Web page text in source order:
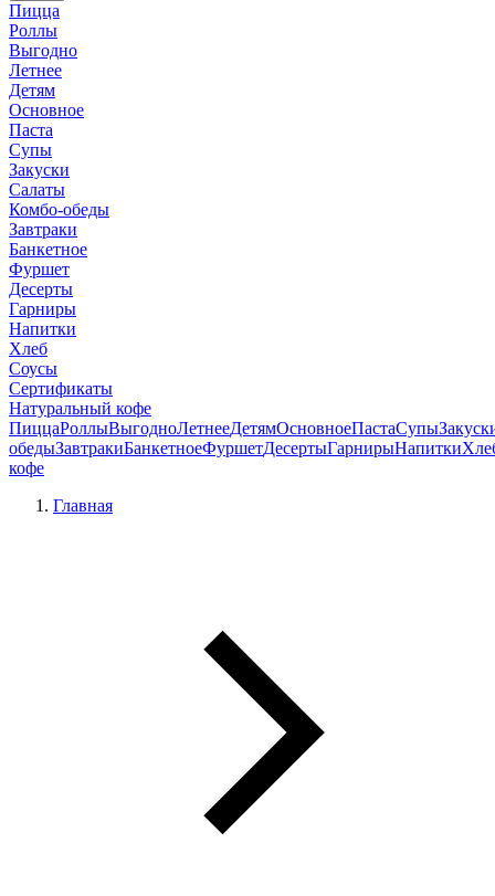
Пицца
Роллы
Выгодно
Летнее
Детям
Основное
Паста
Супы
Закуски
Салаты
Комбо-обеды
Завтраки
Банкетное
Фуршет
Десерты
Гарниры
Напитки
Хлеб
Соусы
Сертификаты
Натуральный кофе
ПиццаРоллыВыгодноЛетнееДетямОсновноеПастаСупы
обедыЗавтракиБанкетноеФуршетДесертыГарнирыНапитки
кофе
Главная